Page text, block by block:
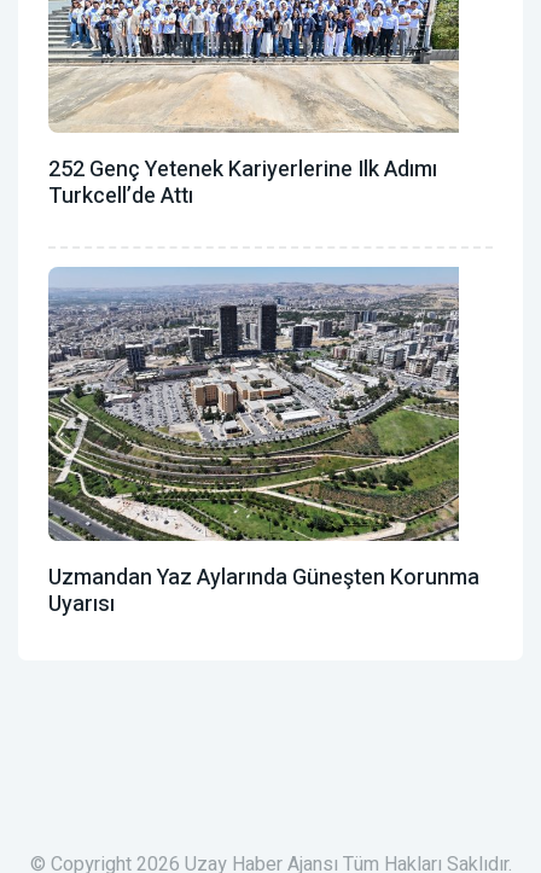
252 Genç Yetenek Kariyerlerine Ilk Adımı
Turkcell’de Attı
Uzmandan Yaz Aylarında Güneşten Korunma
Uyarısı
© Copyright 2026 Uzay Haber Ajansı Tüm Hakları Saklıdır.